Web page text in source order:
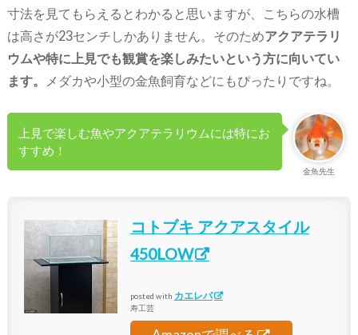
寸法を見てもらえるとわかると思いますが、こちらの水槽
は高さが23センチしかありません。そのためアクアテラリ
ウムや特に上見でも観賞を楽しみたいという方に向いてい
ます。
メダカや小型の金魚飼育などにもぴったりですね。
金魚先生
上見で楽しむ魚やアクアテラリウムには特にお
すすめ！
コトブキ アクアスタイル
450LOW
posted with カエレバ
寿工芸